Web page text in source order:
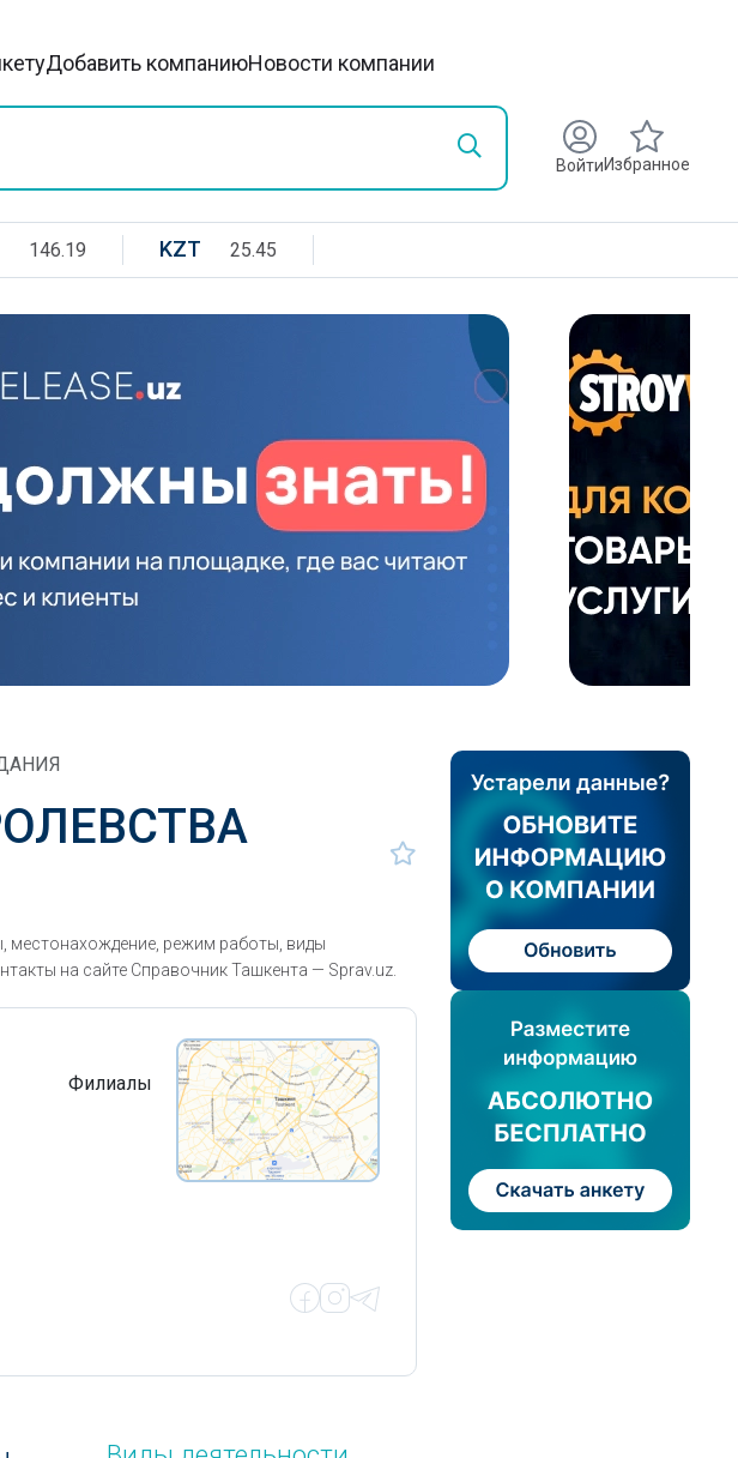
Добавить компаниюНовости компании
ВойтиИзбранное
146.19 KZT 25.45
режим работы, виды
на сайте Справочник Ташкента — Sprav.uz.
Филиалы